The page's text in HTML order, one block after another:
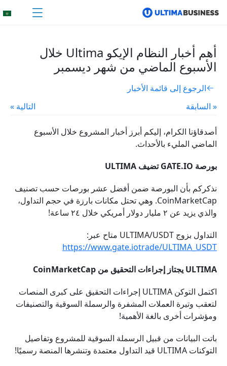
أهم أخبار النظام الإيكو Ultima خلال
الأسبوع الماضي من شهر ديسمبر
الرجوع إلى قائمة الأخبار
« السابقة
التالية »
أصدقاؤنا الكرام، إليكم أبرز أخبار المشروع خلال الأسبوع
الماضي المليء بالأحداث.
بورصة GATE.IO تضيف ULTIMA
نذكركم بأن البورصة ضمن أفضل عشر بورصات حسب تصنيف
CoinMarketCap. وهي تحتل مكانات بارزة في حجم التداول،
والذي يزيد عن ٢ مليار دولار أمريكي خلال ٢٤ ساعة!
التداول بزوج ULTIMA/USDT متاح عبر:
https://www.gate.iotrade/ULTIMA_USDT
ULTIMA يجتاز إجراءات التحقيق من CoinMarketCap
اكتمل التوكن ULTIMA إجراءات التحقيق على كبرى المنصات
لتعقب وتيرة العملات المشفرة والرسملة السوقية والتصنيفات
ومؤشرات أخرى بالغة الأهمية!
باتت البيانات من قبيل الرسملة السوقية للمشروع وتفاصيل
التوكنات ULTIMA قيد التداول معتمدة وتنشرها المنصة رسميًا!